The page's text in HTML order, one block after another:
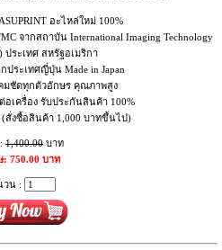
อะไหล่ใหม่ 100%
จากสถาบัน International Imaging Technology
ประเทศ สหรัฐอเมริกา
ประเทศญี่ปุ่น Made in Japan
มชัดทุกตัวอักษร คุณภาพสูง
อเครื่อง รับประกันสินค้า 100%
สั่งซื้อสินค้า 1,000 บาทขึ้นไป)
1,400.00 บาท
: 750.00 บาท
วน :